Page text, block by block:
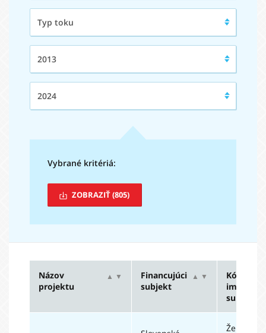
toku:
Typ toku
2013
2024
Vybrané kritériá:
ZOBRAZIŤ(805)
Názov
projektu
▲ ▼
Financujúci
subjekt
▲ ▼
Kód
impl.
subjektu
Ženevské